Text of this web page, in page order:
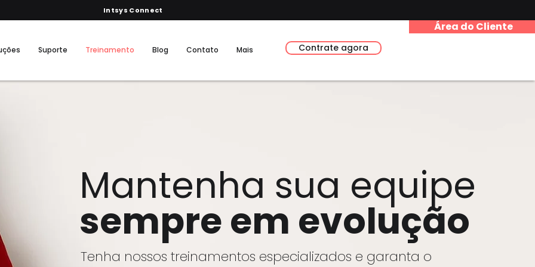
Intsys Connect
Suporte Treinamento Blog Contato Mais Contrate agora
Área do Cliente
Mantenha sua equipe
sempre em evolução
Tenha nossos treinamentos especializados e garanta o